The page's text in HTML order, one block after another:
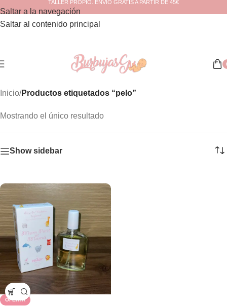
Saltar a la navegación
Saltar al contenido principal
TALLER PROPIO. ENVÍO GRATIS A PARTIR DE 45€
Inicio/Productos etiquetados “pelo”
Mostrando el único resultado
Show sidebar
OFERTA